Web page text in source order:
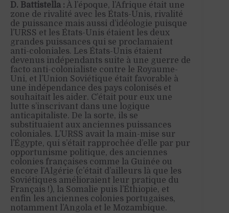
D. Battistella : À l’époque, l’Afrique était une
zone de rivalité avec les États-Unis, rivalité
de puissance mais aussi d’idéologie puisque
l’URSS et les États-Unis étaient les deux
grandes puissances qui se proclamaient
anti-coloniales. Les États-Unis étaient
devenus indépendants suite à une guerre de
facto anti-colonialiste contre le Royaume-
Uni, et l’Union Soviétique était favorable à
une indépendance des pays colonisés et
souhaitait les aider. C’était pour eux une
lutte s’inscrivant dans une logique
anticapitaliste. De la sorte, ils se
substituaient aux anciennes puissances
coloniales. L’URSS avait la main-mise sur
l’Égypte, qui s’était rapprochée d’elle par pur
opportunisme politique, des anciennes
colonies françaises comme la Guinée ou
encore l’Algérie (c’était d’ailleurs là que les
Soviétiques amélioraient leur pratique du
Français !), la Somalie puis l’Éthiopie, et
enfin les anciennes colonies portugaises,
notamment l’Angola et le Mozambique.